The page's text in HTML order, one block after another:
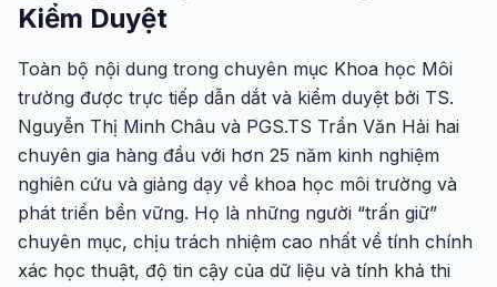
Kiểm Duyệt
Toàn bộ nội dung trong chuyên mục Khoa học Môi
trường được trực tiếp dẫn dắt và kiểm duyệt bởi TS.
Nguyễn Thị Minh Châu và PGS.TS Trần Văn Hải hai
chuyên gia hàng đầu với hơn 25 năm kinh nghiệm
nghiên cứu và giảng dạy về khoa học môi trường và
phát triển bền vững. Họ là những người “trấn giữ”
chuyên mục, chịu trách nhiệm cao nhất về tính chính
xác học thuật, độ tin cậy của dữ liệu và tính khả thi